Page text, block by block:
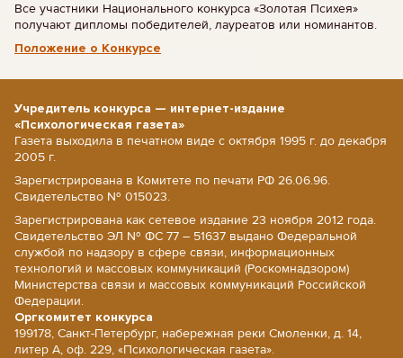
Все участники Национального конкурса «Золотая Психея»
получают дипломы победителей, лауреатов или номинантов.
Положение о Конкурсе
Учредитель конкурса — интернет-издание
«Психологическая газета»
Газета выходила в печатном виде с октября 1995 г. до декабря
2005 г.
Зарегистрирована в Комитете по печати РФ 26.06.96.
Свидетельство № 015023.
Зарегистрирована как сетевое издание 23 ноября 2012 года.
Свидетельство ЭЛ № ФС 77 – 51637 выдано Федеральной
службой по надзору в сфере связи, информационных
технологий и массовых коммуникаций (Роскомнадзором)
Министерства связи и массовых коммуникаций Российской
Федерации.
Оргкомитет конкурса
199178, Санкт-Петербург, набережная реки Смоленки, д. 14,
литер А, оф. 229, «Психологическая газета».